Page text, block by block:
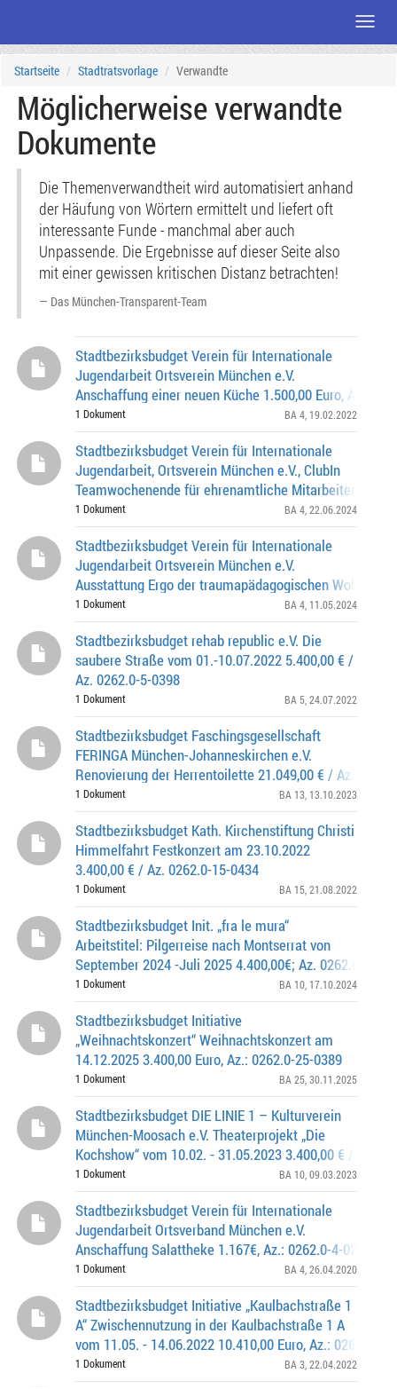
Seiteninhalt
Startseite Stadtratsvorlage Verwandte
Möglicherweise verwandte
Dokumente
Die Themenverwandtheit wird automatisiert anhand
der Häufung von Wörtern ermittelt und liefert oft
interessante Funde - manchmal aber auch
Unpassende. Die Ergebnisse auf dieser Seite also
mit einer gewissen kritischen Distanz betrachten!
Das München-Transparent-Team
Stadtbezirksbudget Verein für Internationale
Jugendarbeit Ortsverein München e.V.
Anschaffung einer neuen Küche 1.500,00 Euro, Az.:
0376
1 Dokument BA 4 , 19.02.2022
Stadtbezirksbudget Verein für Internationale
Jugendarbeit, Ortsverein München e.V., ClubIn
Teamwochenende für ehrenamtliche Mitarbeiter*innen
(Jugendteam) des ClubIn vom 05. - 07.07.2024 949,20 E
1 Dokument BA 4 , 22.06.2024
Stadtbezirksbudget Verein für Internationale
Jugendarbeit Ortsverein München e.V.
Ausstattung Ergo der traumapädagogischen
Mädchen* von 14 - 18 Jahre von Juni - September
1 Dokument BA 4 , 11.05.2024
Stadtbezirksbudget rehab republic e.V. Die
saubere Straße vom 01.-10.07.2022 5.400,00 € /
Az. 0262.0-5-0398
1 Dokument BA 5 , 24.07.2022
Stadtbezirksbudget Faschingsgesellschaft
FERINGA München-Johanneskirchen e.V.
Renovierung der Herrentoilette 21.049,00 € / Az.
0398
1 Dokument BA 13 , 13.10.2023
Stadtbezirksbudget Kath. Kirchenstiftung Christi
Himmelfahrt Festkonzert am 23.10.2022
3.400,00 € / Az. 0262.0-15-0434
1 Dokument BA 15 , 21.08.2022
Stadtbezirksbudget Init. „fra le mura“
Arbeitstitel: Pilgerreise nach Montserrat von
September 2024 -Juli 2025 4.400,00€; Az. 0262.0-10-
1 Dokument BA 10 , 17.10.2024
Stadtbezirksbudget Initiative
„Weihnachtskonzert“ Weihnachtskonzert am
14.12.2025 3.400,00 Euro, Az.: 0262.0-25-0389
1 Dokument BA 25 , 30.11.2025
Stadtbezirksbudget DIE LINIE 1 – Kulturverein
München-Moosach e.V. Theaterprojekt „Die
Kochshow“ vom 10.02. - 31.05.2023 3.400,00 € / Az.
0324
1 Dokument BA 10 , 09.03.2023
Stadtbezirksbudget Verein für Internationale
Jugendarbeit Ortsverband München e.V.
Anschaffung Salattheke 1.167€, Az.: 0262.0-4-0293
1 Dokument BA 4 , 26.04.2020
Stadtbezirksbudget Initiative „Kaulbachstraße 1
A“ Zwischennutzung in der Kaulbachstraße 1 A
vom 11.05. - 14.06.2022 10.410,00 Euro, Az.: 0262.0-3-
1 Dokument BA 3 , 22.04.2022